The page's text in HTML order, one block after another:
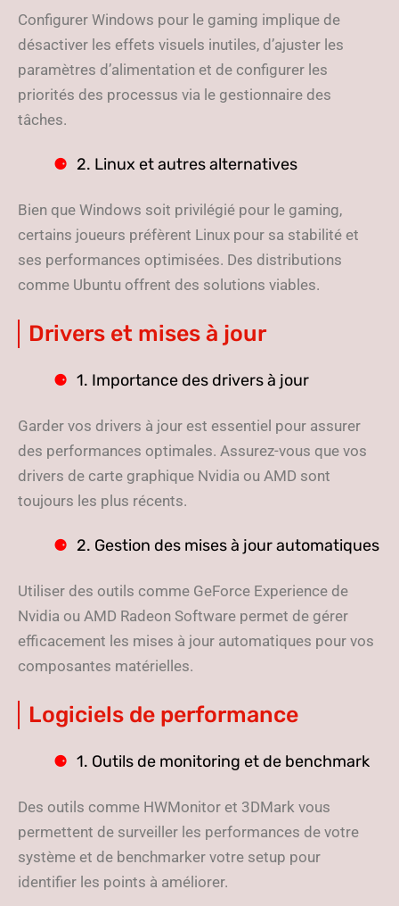
Configurer Windows pour le gaming implique de
désactiver les effets visuels inutiles, d’ajuster les
paramètres d’alimentation et de configurer les
priorités des processus via le gestionnaire des
tâches.
2. Linux et autres alternatives
Bien que Windows soit privilégié pour le gaming,
certains joueurs préfèrent Linux pour sa stabilité et
ses performances optimisées. Des distributions
comme Ubuntu offrent des solutions viables.
Drivers et mises à jour
1. Importance des drivers à jour
Garder vos drivers à jour est essentiel pour assurer
des performances optimales. Assurez-vous que vos
drivers de carte graphique Nvidia ou AMD sont
toujours les plus récents.
2. Gestion des mises à jour automatiques
Utiliser des outils comme GeForce Experience de
Nvidia ou AMD Radeon Software permet de gérer
efficacement les mises à jour automatiques pour vos
composantes matérielles.
Logiciels de performance
1. Outils de monitoring et de benchmark
Des outils comme HWMonitor et 3DMark vous
permettent de surveiller les performances de votre
système et de benchmarker votre setup pour
identifier les points à améliorer.